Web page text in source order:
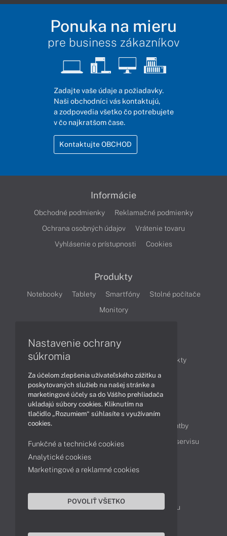
Ponuka na mieru
pre business zákazníkov
Zadajte vaše údaje a požiadavky.
Naši obchodníci vás kontaktujú,
a zodpovedia všetko čo potrebujete
v čo najkratšom čase.
Kontaktujte OBCHOD
Informácie
Obchodné podmienky
Reklamačné podmienky
Ochrana osobných údajov
Vrátenie tovaru
Vyhlásenie o prístupnosti
Cookies
Produkty
Notebooky Tablety Smartfóny
Stolné počítače
Monitory
Články
Obchodné informácie
Produkty
Technológie
Videá
Obsah
Ako nakupovať
Možnosti doručenia a platby
Podpora a servis
Servisné služby Cenník servisu
Kontakty
043 4224 771
Obchodné oddelenie
Reklamácia tovaru
Nastavenie ochrany
súkromia
Za účelom zlepšenia užívateľského zážitku a
poskytovaných služieb na našej stránke a
marketingové účely sa do Vášho prehliadača
ukladajú súbory cookies. Kliknutím na
tlačidlo „Rozumiem“ súhlasíte s využívaním
cookies.
Funkčné a technické cookies
Analytické cookies
Marketingové a reklamné cookies
POVOLIŤ VŠETKO